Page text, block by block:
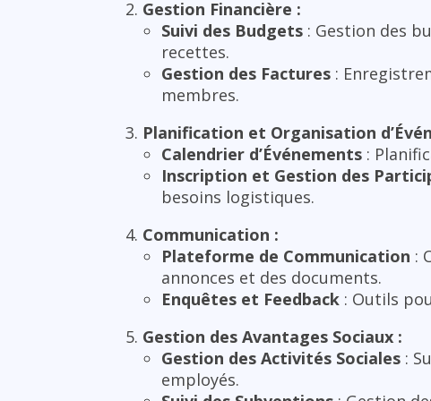
Gestion Financière :
Suivi des Budgets : Gestion des
recettes.
Gestion des Factures :
membres.
Planification et Organisation
Calendrier d’Événements :
Inscription et Gestion des
besoins logistiques.
Communication :
Plateforme de Communication :
annonces et des documents.
Enquêtes et Feedback : Outils
Gestion des Avantages Sociaux :
Gestion des Activités Sociales :
employés.